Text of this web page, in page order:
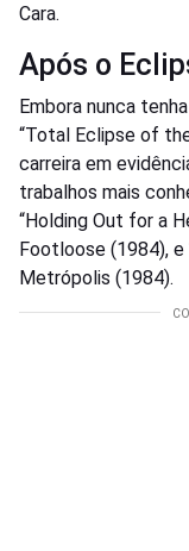
Cara.
Após o
Embora nunca
“Total Eclipse of
carreira em
trabalhos mais
“Holding Out for a
Footloose (1984), e
Metrópolis (1984).